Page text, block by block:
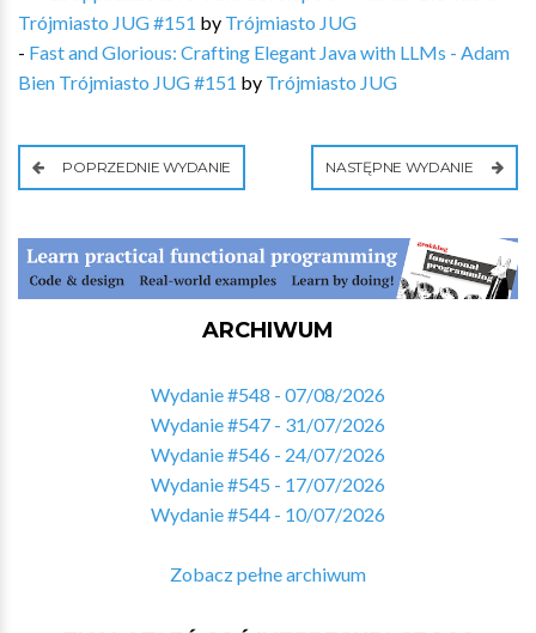
Trójmiasto JUG #151 by Trójmiasto JUG
- Fast and Glorious: Crafting Elegant Java with LLMs - Adam
Bien Trójmiasto JUG #151 by Trójmiasto JUG
POPRZEDNIE WYDANIE NASTĘPNE WYDANIE
ARCHIWUM
Wydanie #548 - 07/08/2026
Wydanie #547 - 31/07/2026
Wydanie #546 - 24/07/2026
Wydanie #545 - 17/07/2026
Wydanie #544 - 10/07/2026
Zobacz pełne archiwum